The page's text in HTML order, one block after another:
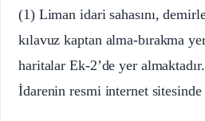
(1) Liman idari sahasını,
kılavuz kaptan alma-bırakma
haritalar Ek-2’de yer
İdarenin resmi internet sitesinde